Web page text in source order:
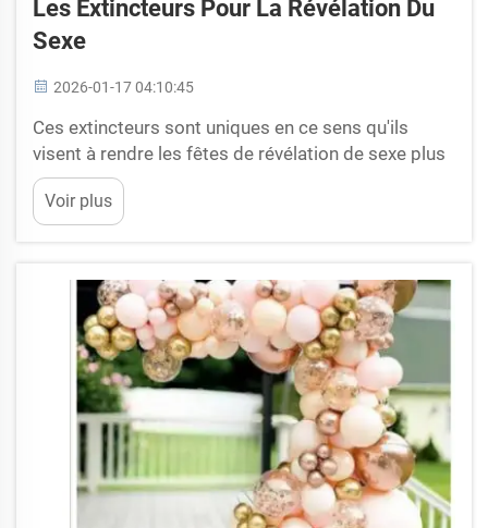
Les Extincteurs Pour La Révélation Du
Sexe
2026-01-17 04:10:45
Ces extincteurs sont uniques en ce sens qu'ils
visent à rendre les fêtes de révélation de sexe plus
sûres et plus colorées. Mais ils peuvent mal
fonctionner, voire ne pas être sûrs, s'ils ne sont pas
correctement stockés. Chez Yiwu Shineparty, nous
produits soient de la plus haute quali...
Voir plus